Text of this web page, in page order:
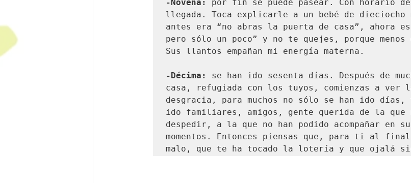
-Novena:
por fin se puede pasear. Con horario
llegada. Toca explicarle a un bebé de dieciocho
antes era “no abras la puerta de casa”, ahora
pero sólo un poco” y no te quejes, porque menos
Sus llantos empañan mi energía materna.
-Décima:
se han ido sesenta días. Después de
casa, refugiada con los tuyos, comienzas a ver
desgracia, para muchos no sólo se han ido días,
ido familiares, amigos, gente querida de la que
despedir, a la que no han podido acompañar en
momentos. Entonces piensas que, para ti al
malo, que te ha tocado la lotería y que ojalá